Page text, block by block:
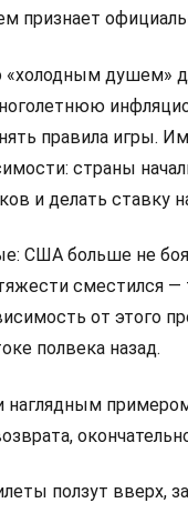
признает
«холодным душем»
правила игры.
страны
и делать ставку
США больше не
сместился —
от этого
полвека назад.
наглядным
ползут вверх,